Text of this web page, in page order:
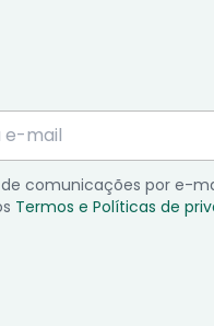
comunicações por e-
Termos e Políticas de